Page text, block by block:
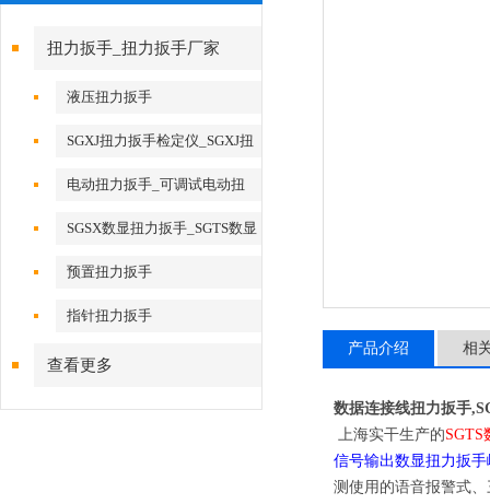
扭力扳手_扭力扳手厂家
液压扭力扳手
SGXJ扭力扳手检定仪_SGXJ扭
矩扳手检定仪
电动扭力扳手_可调试电动扭
SGSX数显扭力扳手_SGTS数显
扭力扳手
预置扭力扳手
指针扭力扳手
查看更多
产品介绍 相
数据连接线扭力扳手
上海实干生产的SGTS
信号输出数显扭力扳
测使用的语音报警式